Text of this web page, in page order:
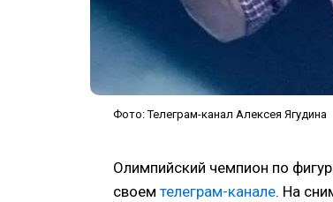
Фото: Телеграм-канал Алексея Ягудина
Олимпийский чемпион по
своем телеграм-канале. На